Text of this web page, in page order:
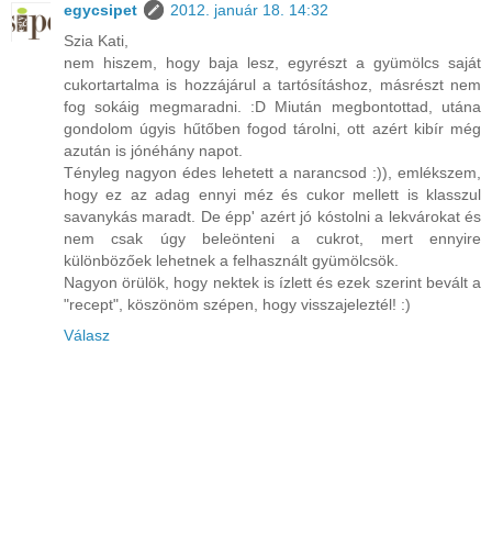
egycsipet
2012. január 18. 14:32
Szia Kati,
nem hiszem, hogy baja lesz, egyrészt a gyümölcs saját
cukortartalma is hozzájárul a tartósításhoz, másrészt nem
fog sokáig megmaradni. :D Miután megbontottad, utána
gondolom úgyis hűtőben fogod tárolni, ott azért kibír még
azután is jónéhány napot.
Tényleg nagyon édes lehetett a narancsod :)), emlékszem,
hogy ez az adag ennyi méz és cukor mellett is klasszul
savanykás maradt. De épp' azért jó kóstolni a lekvárokat és
nem csak úgy beleönteni a cukrot, mert ennyire
különbözőek lehetnek a felhasznált gyümölcsök.
Nagyon örülök, hogy nektek is ízlett és ezek szerint bevált a
"recept", köszönöm szépen, hogy visszajeleztél! :)
Válasz